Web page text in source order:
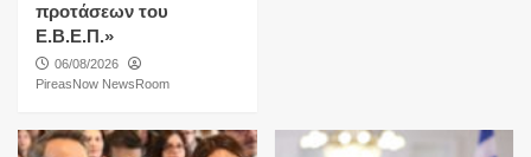
προτάσεων του
Ε.Β.Ε.Π.»
06/08/2026
PireasNow NewsRoom